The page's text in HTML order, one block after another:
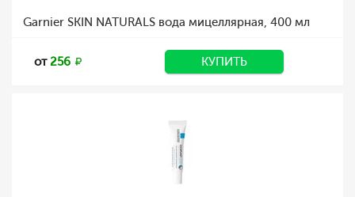
Garnier SKIN NATURALS вода мицеллярная, 400 мл
от256 КУПИТЬ